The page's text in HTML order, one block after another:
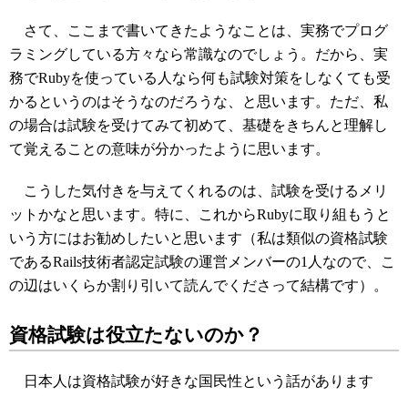
さて、ここまで書いてきたようなことは、実務でプログ
ラミングしている方々なら常識なのでしょう。だから、実
務でRubyを使っている人なら何も試験対策をしなくても受
かるというのはそうなのだろうな、と思います。ただ、私
の場合は試験を受けてみて初めて、基礎をきちんと理解し
て覚えることの意味が分かったように思います。
こうした気付きを与えてくれるのは、試験を受けるメリ
ットかなと思います。特に、これからRubyに取り組もうと
いう方にはお勧めしたいと思います（私は類似の資格試験
であるRails技術者認定試験の運営メンバーの1人なので、こ
の辺はいくらか割り引いて読んでくださって結構です）。
資格試験は役立たないのか？
日本人は資格試験が好きな国民性という話があります